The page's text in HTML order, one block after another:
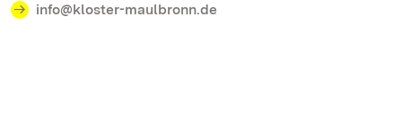
info@kloster-maulbronn.de